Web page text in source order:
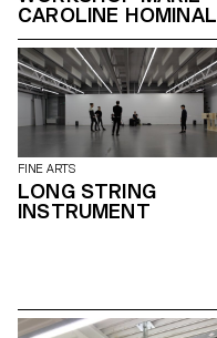
CAROLINE HOMINAL
FINE ARTS
LONG STRING
INSTRUMENT